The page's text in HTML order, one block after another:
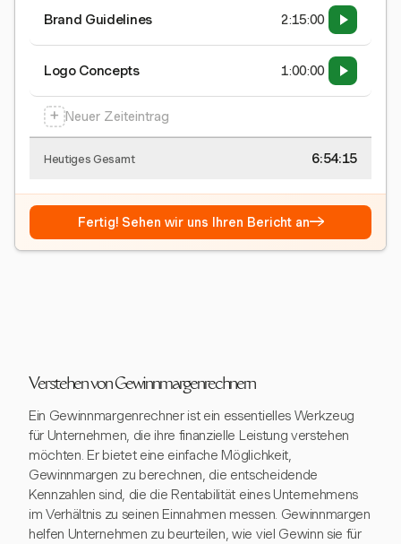
Brand Guidelines 2:15:00
Logo Concepts 1:00:00
+ Neuer Zeiteintrag
Heutiges Gesamt 6:54:15
Fertig! Sehen wir uns Ihren Bericht an→
Verstehen von Gewinnmargenrechnern
Ein Gewinnmargenrechner ist ein essentielles Werkzeug
für Unternehmen, die ihre finanzielle Leistung verstehen
möchten. Er bietet eine einfache Möglichkeit,
Gewinnmargen zu berechnen, die entscheidende
Kennzahlen sind, die die Rentabilität eines Unternehmens
im Verhältnis zu seinen Einnahmen messen. Gewinnmargen
helfen Unternehmen zu beurteilen, wie viel Gewinn sie für